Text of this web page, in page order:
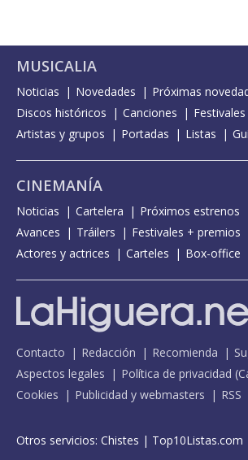
MUSICALIA
Noticias Novedades
Próximas
Discos históricos
Canciones Festivales
Artistas y grupos
Portadas Listas
CINEMANÍA
Noticias Cartelera Próximos estrenos
Avances
Tráilers
Festivales + premios
Actores y actrices
Carteles Box-office
Contacto Redacción Recomienda
Aspectos legales
Política de privacidad (
Cookies
Publicidad y webmasters RSS
Otros servicios: Chistes | Top10Listas.com